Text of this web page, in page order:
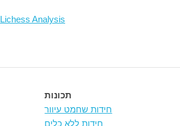
Lichess Analysis
תכונות
חידות שחמט עיוור
חידות ללא כלים